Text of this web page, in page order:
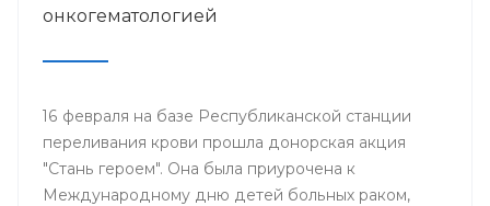
онкогематологией
16 февраля на базе Республиканской станции
переливания крови прошла донорская акция
"Стань героем". Она была приурочена к
Международному дню детей больных раком,